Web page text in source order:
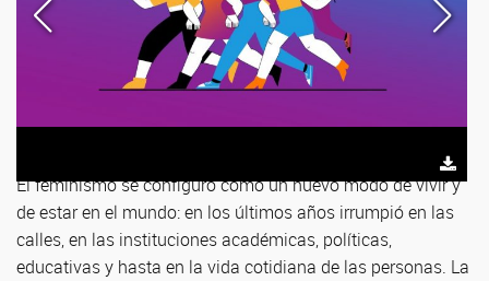
El feminismo se configuró como un nuevo modo de vivir y
de estar en el mundo: en los últimos años irrumpió en las
calles, en las instituciones académicas, políticas,
educativas y hasta en la vida cotidiana de las personas. La